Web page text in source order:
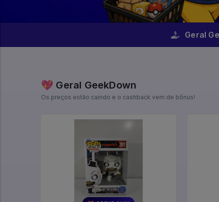
Geral
💖 Geral GeekDown
Os preços estão caindo e o cashback vem de bônus!